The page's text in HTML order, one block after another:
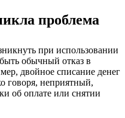
проблема
при использовании
обычный отказ в
двойное списание денег
говоря, неприятный,
об оплате или снятии